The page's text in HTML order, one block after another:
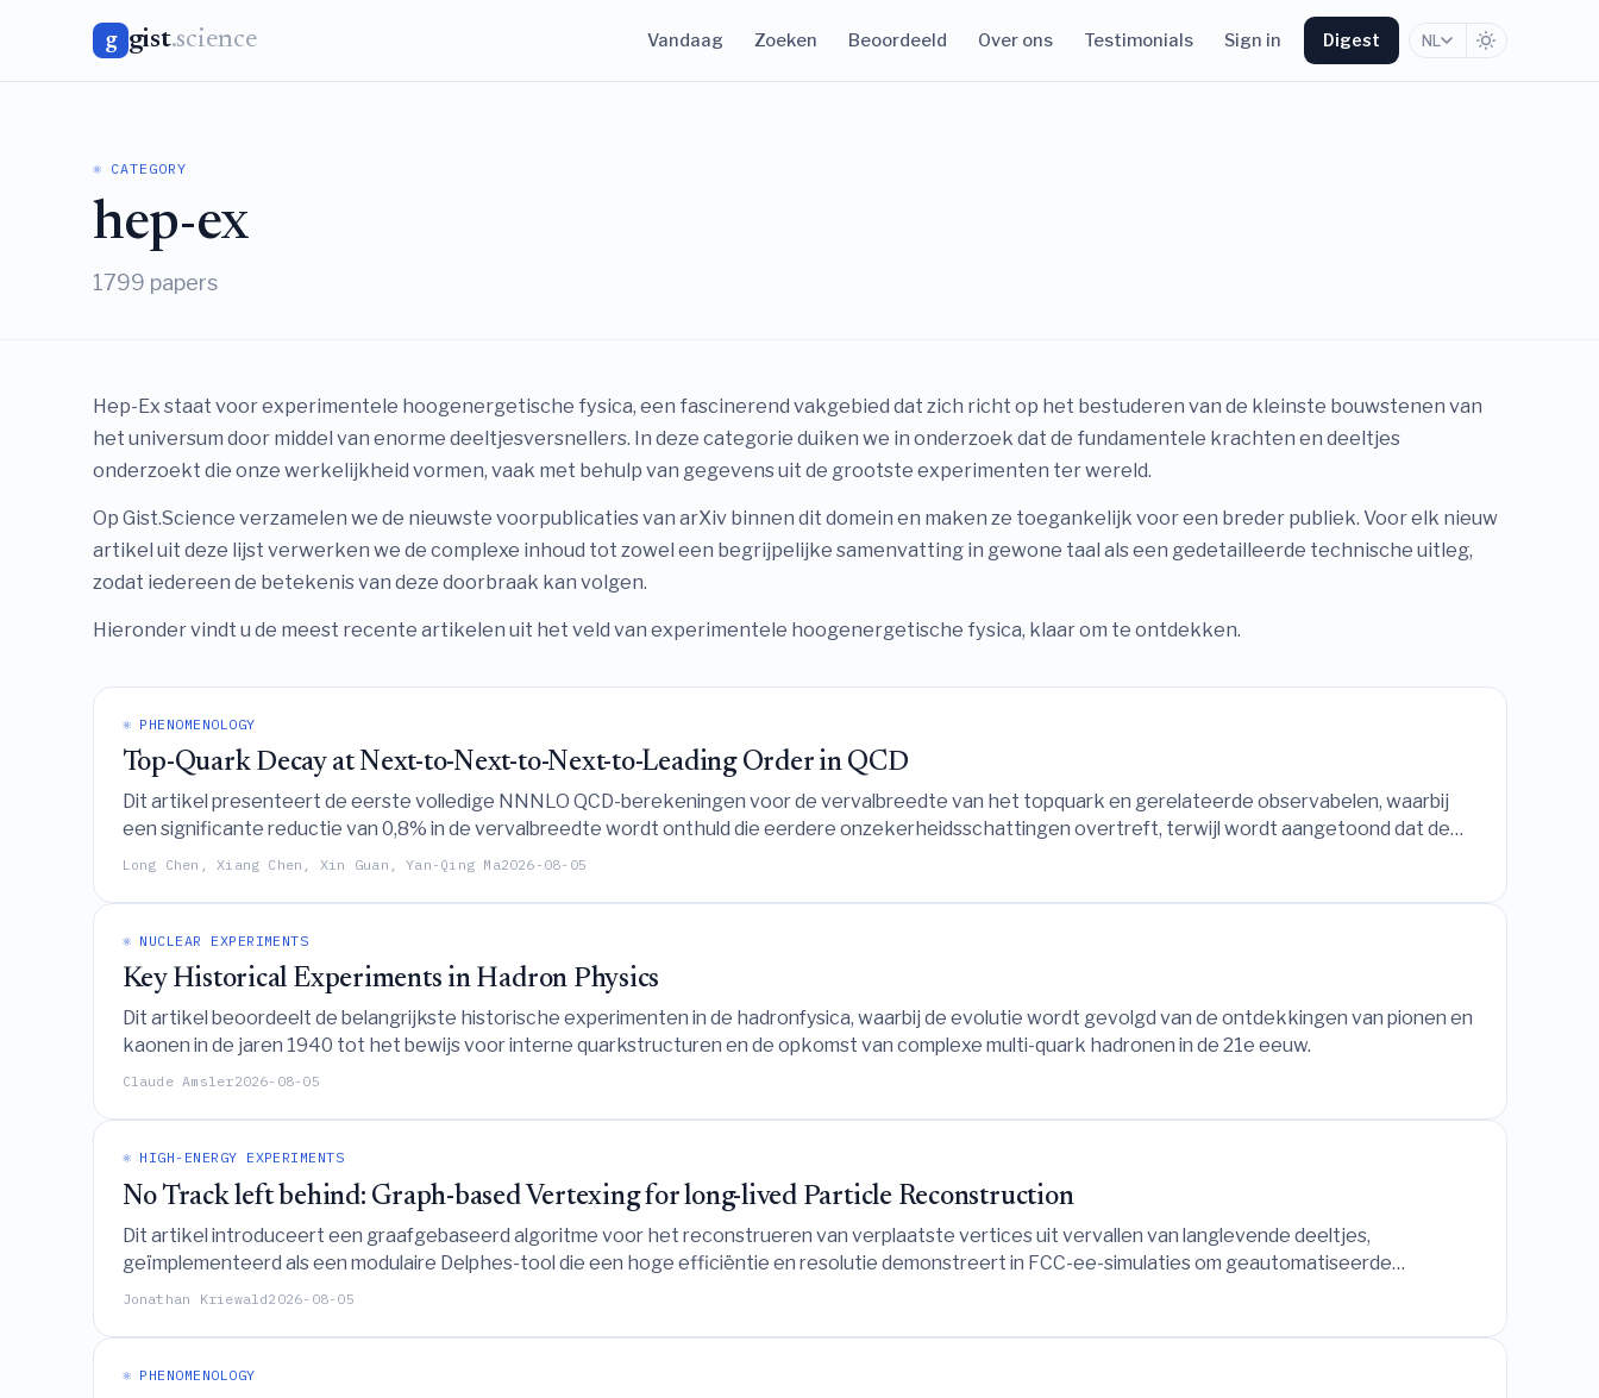
g gist.science Vandaag Zoeken Beoordeeld Over ons Testimonials Sign in Digest NL
⚛️ CATEGORY
hep-ex
1799 papers
Hep-Ex staat voor experimentele hoogenergetische fysica, een fascinerend vakgebied dat zich richt op het bestuderen van de kleinste bouwstenen van
het universum door middel van enorme deeltjesversnellers. In deze categorie duiken we in onderzoek dat de fundamentele krachten en deeltjes
onderzoekt die onze werkelijkheid vormen, vaak met behulp van gegevens uit de grootste experimenten ter wereld.
Op Gist.Science verzamelen we de nieuwste voorpublicaties van arXiv binnen dit domein en maken ze toegankelijk voor een breder publiek. Voor elk nieuw
artikel uit deze lijst verwerken we de complexe inhoud tot zowel een begrijpelijke samenvatting in gewone taal als een gedetailleerde technische uitleg,
zodat iedereen de betekenis van deze doorbraak kan volgen.
Hieronder vindt u de meest recente artikelen uit het veld van experimentele hoogenergetische fysica, klaar om te ontdekken.
⚛️ PHENOMENOLOGY
Top-Quark Decay at Next-to-Next-to-Next-to-Leading Order in QCD
Dit artikel presenteert de eerste volledige NNNLO QCD-berekeningen voor de vervalbreedte van het topquark en gerelateerde observabelen, waarbij
een significante reductie van 0,8% in de vervalbreedte wordt onthuld die eerdere onzekerheidsschattingen overtreft, terwijl wordt aangetoond dat de
W-heliciteitsfracties stabiel blijven op het niveau van de per-mille, waarmee de vereiste theoretische precisie voor toekomstige collider-experimenten
Long Chen, Xiang Chen, Xin Guan, Yan-Qing Ma2026-08-05
⚛️ NUCLEAR EXPERIMENTS
Key Historical Experiments in Hadron Physics
Dit artikel beoordeelt de belangrijkste historische experimenten in de hadronfysica, waarbij de evolutie wordt gevolgd van de ontdekkingen van pionen en
kaonen in de jaren 1940 tot het bewijs voor interne quarkstructuren en de opkomst van complexe multi-quark hadronen in de 21e eeuw.
Claude Amsler2026-08-05
⚛️ HIGH-ENERGY EXPERIMENTS
No Track left behind: Graph-based Vertexing for long-lived Particle Reconstruction
Dit artikel introduceert een graafgebaseerd algoritme voor het reconstrueren van verplaatste vertices uit vervallen van langlevende deeltjes,
geïmplementeerd als een modulaire Delphes-tool die een hoge efficiëntie en resolutie demonstreert in FCC-ee-simulaties om geautomatiseerde
gevoeligheidsprojecties voor exotische Higgs-vertakkingsfracties mogelijk te maken.
Jonathan Kriewald2026-08-05
⚛️ PHENOMENOLOGY